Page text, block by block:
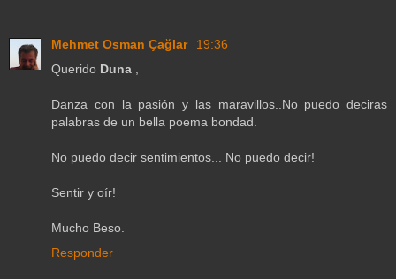
Mehmet Osman Çağlar
19:36
Querido Duna ,
Danza con la pasión y las maravillos..No puedo deciras
palabras de un bella poema bondad.
No puedo decir sentimientos... No puedo decir!
Sentir y oír!
Mucho Beso.
Responder